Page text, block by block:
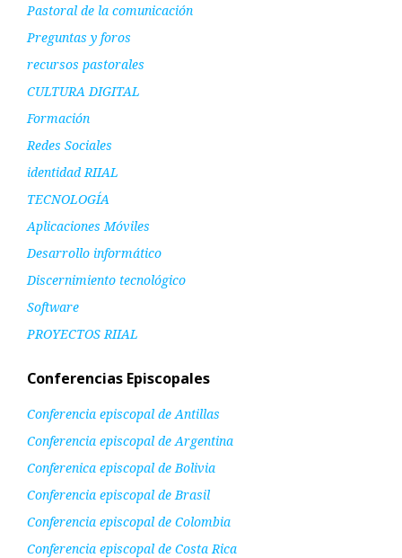
Pastoral de la comunicación
Preguntas y foros
recursos pastorales
CULTURA DIGITAL
Formación
Redes Sociales
identidad RIIAL
TECNOLOGÍA
Aplicaciones Móviles
Desarrollo informático
Discernimiento tecnológico
Software
PROYECTOS RIIAL
Conferencias Episcopales
Conferencia episcopal de Antillas
Conferencia episcopal de Argentina
Conferenica episcopal de Bolivia
Conferencia episcopal de Brasil
Conferencia episcopal de Colombia
Conferencia episcopal de Costa Rica